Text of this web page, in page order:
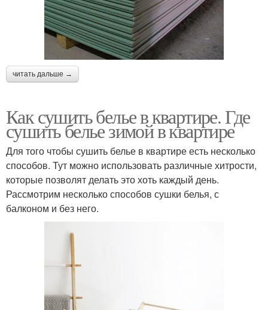
читать дальше →
Как сушить белье в квартире. Где
сушить белье зимой в квартире
Для того чтобы сушить белье в квартире есть несколько
способов. Тут можно использовать различные хитрости,
которые позволят делать это хоть каждый день.
Рассмотрим несколько способов сушки белья, с
балконом и без него.